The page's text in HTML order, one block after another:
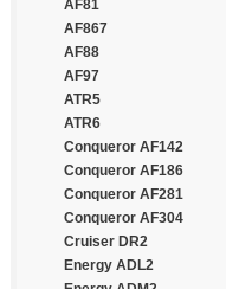
Continental
Cooper
Cooper Chengshan
Cossack
Cratos
CrossWind
Daewoo
Dayton
Debica
Deestone
Diamondback
Distance
AF81
AF867
AF88
AF97
ATR5
ATR6
Conqueror AF142
Conqueror AF186
Conqueror AF281
Conqueror AF304
Cruiser DR2
Energy ADL2